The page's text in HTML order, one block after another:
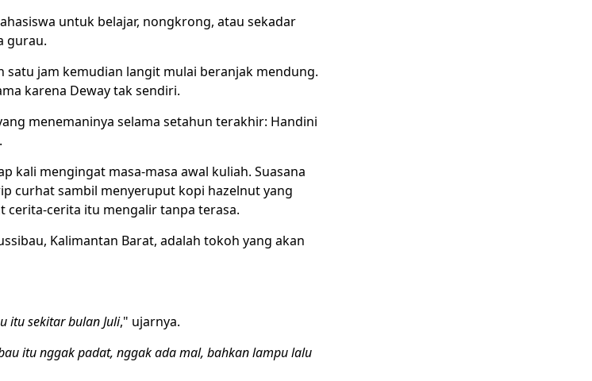
untuk belajar, nongkrong, atau sekadar
gurau.
satu jam kemudian langit mulai beranjak mendung.
karena Deway tak sendiri.
menemaninya selama setahun terakhir: Handini
kali mengingat masa-masa awal kuliah. Suasana
curhat sambil menyeruput kopi hazelnut yang
cerita-cerita itu mengalir tanpa terasa.
Kalimantan Barat, adalah tokoh yang akan
itu sekitar bulan Juli," ujarnya.
itu nggak padat, nggak ada mal, bahkan lampu lalu